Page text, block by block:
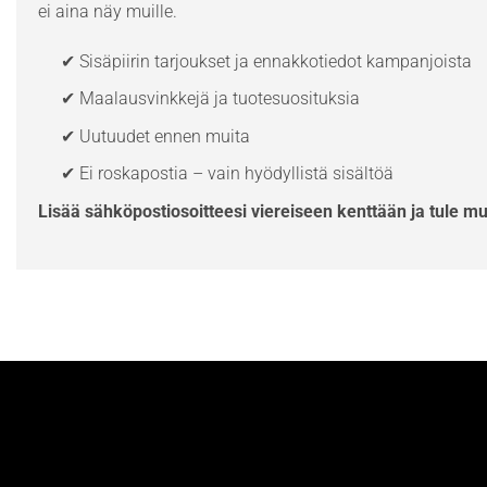
ei aina näy muille.
✔ Sisäpiirin tarjoukset ja ennakkotiedot kampanjoista
✔ Maalausvinkkejä ja tuotesuosituksia
✔ Uutuudet ennen muita
✔ Ei roskapostia – vain hyödyllistä sisältöä
Lisää sähköpostiosoitteesi viereiseen kenttään ja tule